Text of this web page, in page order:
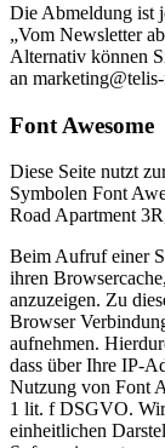
Die Abmeldung ist
„Vom Newsletter
Alternativ können
an
Font Awesome
Diese Seite nutzt
Symbolen Font
Road Apartment
Beim Aufruf einer
ihren
anzuzeigen. Zu
Browser
aufnehmen.
dass über Ihre IP-
Nutzung von Font
1 lit. f DSGVO. Wir
einheitlichen